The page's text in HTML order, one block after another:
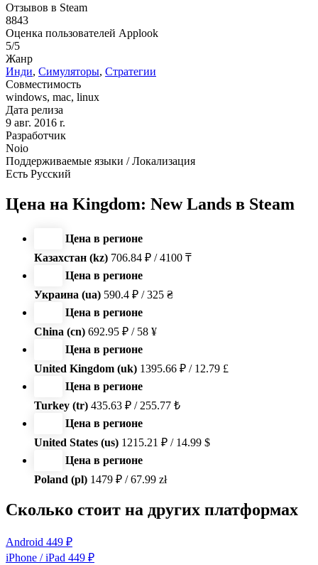
Отзывов в Steam
8843
Оценка пользователей Applook
5/5
Жанр
Инди, Симуляторы, Стратегии
Совместимость
windows, mac, linux
Дата релиза
9 авг. 2016 r.
Разработчик
Noio
Поддерживаемые языки / Локализация
Есть Русский
Цена на Kingdom: New Lands в Steam
Цена в регионе
Казахстан (kz) 706.84 ₽ / 4100 ₸
Цена в регионе
Украина (ua) 590.4 ₽ / 325 ₴
Цена в регионе
China (cn) 692.95 ₽ / 58 ¥
Цена в регионе
United Kingdom (uk) 1395.66 ₽ / 12.79 £
Цена в регионе
Turkey (tr) 435.63 ₽ / 255.77 ₺
Цена в регионе
United States (us) 1215.21 ₽ / 14.99 $
Цена в регионе
Poland (pl) 1479 ₽ / 67.99 zł
Сколько стоит на других платформах
Android 449 ₽
iPhone / iPad 449 ₽